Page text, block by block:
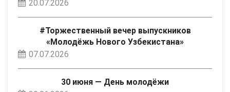
20.07.2026
#Торжественный вечер выпускников
«Молодёжь Нового Узбекистана»
07.07.2026
30 июня — День молодёжи